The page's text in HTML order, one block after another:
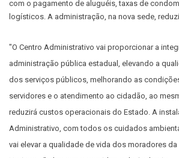
com o pagamento de aluguéis, taxas de
logísticos. A administração, na nova sede,
"O Centro Administrativo vai proporcionar a
administração pública estadual, elevando a
dos serviços públicos, melhorando as
servidores e o atendimento ao cidadão, ao
reduzirá custos operacionais do Estado. A
Administrativo, com todos os cuidados
vai elevar a qualidade de vida dos moradores